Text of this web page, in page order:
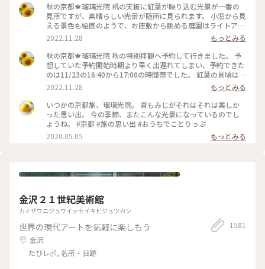
秋の京都🍁瑠璃光院 机の天板に紅葉が映り込む光景が一番の
見所ですが、素晴らしい光景が随所に見られます。 小窓から見
える景色も絵画のようで、お座敷から眺める庭園はライトアッ
プされてさらに雅です✨ 拝観が終わり、山門をくぐって振り返
ると、こちらも美しくライトアップされていました🍁♥️
2022.11.23 #秋いろとりどり #Myことりっぷ #瑠璃光院 #紅葉
狩り #紅葉 #京都
2022.11.28
もっとみる
秋の京都🍁瑠璃光院 秋の特別拝観へ予約して行きました。 予
想していた予約開始時期より早く出遅れてしまい、予約できた
のは11/23の16:40から17:00の時間帯でした。 紅葉の見頃はど
うかしら。昼でもなく夜でもなく。どんなふうに見えるんだろ
うと不安でしたが、薄暗くなってライトアップも始まった頃。
予想していた以上の素晴らしい風景がひろがっていました✨ 新
緑の頃とはまた違って雅な世界✨ 皆さんお行儀よく、机で満足
のいく写真を撮ったら後ろに並んでいる人に代わります。 敷居
を額縁に見立てて遠目から写真を撮ろうとしたら避けてくださ
ったり。 最初、夫は「春にも行ったのに」とブツブツ文句を
2022.11.28
もっとみる
いつかの京都旅、瑠璃光院。 青もみじがそれはそれは美しか
った思い出。 今の季節、またこんな光景になっているのでし
ょうね。 #京都 #旅の思い出 #おうちでことりっぷ
2020.05.05
もっとみる
金沢２１世紀美術館
カナザワニジュウイッセイキビジュツカン
世界の現代アートを気軽に楽しもう
金沢
たびレポ, 名所・旧跡
1581